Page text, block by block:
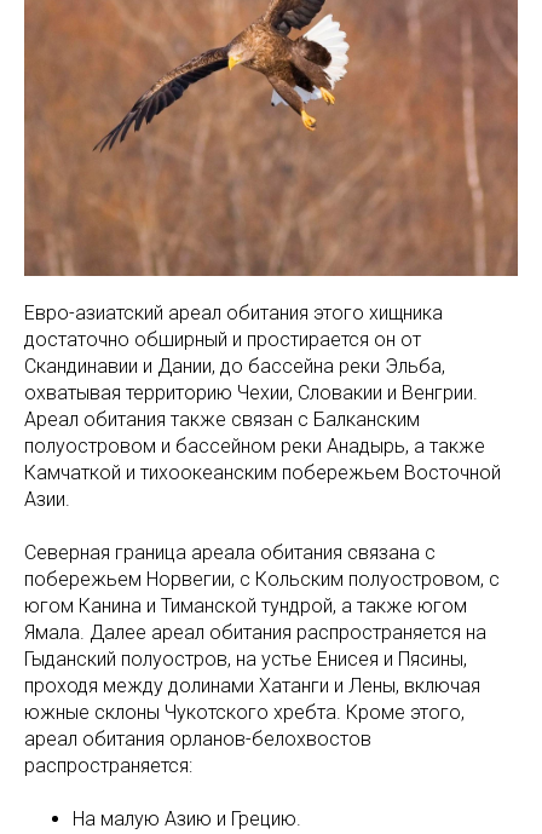
Евро-азиатский ареал обитания этого хищника
достаточно обширный и простирается он от
Скандинавии и Дании, до бассейна реки Эльба,
охватывая территорию Чехии, Словакии и Венгрии.
Ареал обитания также связан с Балканским
полуостровом и бассейном реки Анадырь, а также
Камчаткой и тихоокеанским побережьем Восточной
Азии.
Северная граница ареала обитания связана с
побережьем Норвегии, с Кольским полуостровом, с
югом Канина и Тиманской тундрой, а также югом
Ямала. Далее ареал обитания распространяется на
Гыданский полуостров, на устье Енисея и Пясины,
проходя между долинами Хатанги и Лены, включая
южные склоны Чукотского хребта. Кроме этого,
ареал обитания орланов-белохвостов
распространяется:
На малую Азию и Грецию.